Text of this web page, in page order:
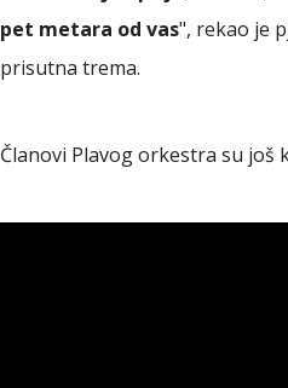
pet metara od vas", rekao je
prisutna trema.
Članovi Plavog orkestra su još